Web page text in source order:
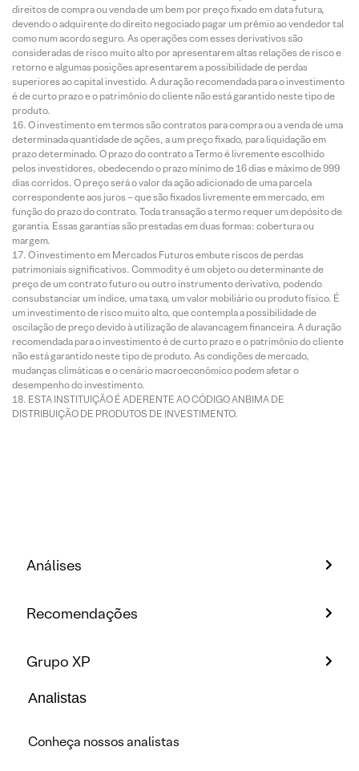
direitos de compra ou venda de um bem por preço fixado em data futura,
devendo o adquirente do direito negociado pagar um prêmio ao vendedor tal
como num acordo seguro. As operações com esses derivativos são
consideradas de risco muito alto por apresentarem altas relações de risco e
retorno e algumas posições apresentarem a possibilidade de perdas
superiores ao capital investido. A duração recomendada para o investimento
é de curto prazo e o patrimônio do cliente não está garantido neste tipo de
produto.
O investimento em termos são contratos para compra ou a venda de uma
determinada quantidade de ações, a um preço fixado, para liquidação em
prazo determinado. O prazo do contrato a Termo é livremente escolhido
pelos investidores, obedecendo o prazo mínimo de 16 dias e máximo de 999
dias corridos. O preço será o valor da ação adicionado de uma parcela
correspondente aos juros – que são fixados livremente em mercado, em
função do prazo do contrato. Toda transação a termo requer um depósito de
garantia. Essas garantias são prestadas em duas formas: cobertura ou
margem.
O investimento em Mercados Futuros embute riscos de perdas
patrimoniais significativos. Commodity é um objeto ou determinante de
preço de um contrato futuro ou outro instrumento derivativo, podendo
consubstanciar um índice, uma taxa, um valor mobiliário ou produto físico. É
um investimento de risco muito alto, que contempla a possibilidade de
oscilação de preço devido à utilização de alavancagem financeira. A duração
recomendada para o investimento é de curto prazo e o patrimônio do cliente
não está garantido neste tipo de produto. As condições de mercado,
mudanças climáticas e o cenário macroeconômico podem afetar o
desempenho do investimento.
ESTA INSTITUIÇÃO É ADERENTE AO CÓDIGO ANBIMA DE
DISTRIBUIÇÃO DE PRODUTOS DE INVESTIMENTO.
Análises
Recomendações
Grupo XP
Analistas
Conheça nossos analistas